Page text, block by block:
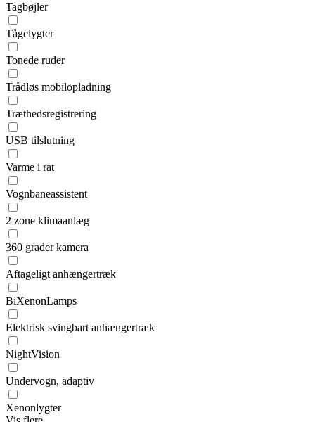
Tagbøjler
Tågelygter
Tonede ruder
Trådløs mobilopladning
Træthedsregistrering
USB tilslutning
Varme i rat
Vognbaneassistent
2 zone klimaanlæg
360 grader kamera
Aftageligt anhængertræk
BiXenonLamps
Elektrisk svingbart anhængertræk
NightVision
Undervogn, adaptiv
Xenonlygter